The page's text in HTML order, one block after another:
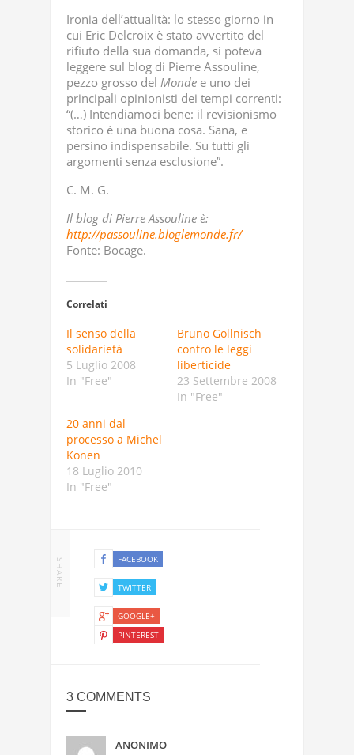
Ironia dell’attualità: lo stesso giorno in
cui Eric Delcroix è stato avvertito del
rifiuto della sua domanda, si poteva
leggere sul blog di Pierre Assouline,
pezzo grosso del Monde e uno dei
principali opinionisti dei tempi correnti:
“(…) Intendiamoci bene: il revisionismo
storico è una buona cosa. Sana, e
persino indispensabile. Su tutti gli
argomenti senza esclusione”.
C. M. G.
Il blog di Pierre Assouline è:
http://passouline.bloglemonde.fr/
Fonte: Bocage.
Correlati
Il senso della
solidarietà
5 Luglio 2008
In "Free"
Bruno Gollnisch
contro le leggi
liberticide
23 Settembre 2008
In "Free"
20 anni dal
processo a Michel
Konen
18 Luglio 2010
In "Free"
SHARE FACEBOOK
TWITTER
GOOGLE+
PINTEREST
3 COMMENTS
ANONIMO